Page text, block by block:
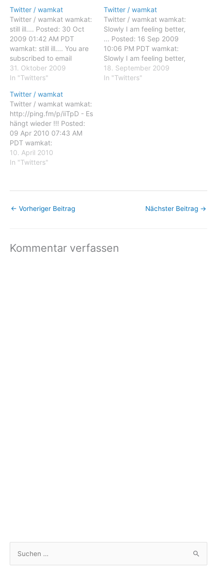
Twitter / wamkat
Twitter / wamkat wamkat:
still ill.... Posted: 30 Oct
2009 01:42 AM PDT
wamkat: still ill.... You are
subscribed to email
updates from Twitter /
wamkat To stop receiving
unsubscribe now. Email
delivery powered by
Google Google Inc., 20
West Kinzie, Chicago IL
USA 60610
31. Oktober 2009
In "Twitters"
Twitter / wamkat
Twitter / wamkat wamkat:
Slowly I am feeling better,
... Posted: 16 Sep 2009
10:06 PM PDT wamkat:
Slowly I am feeling better,
... You are subscribed to
email updates from
18. September 2009
In "Twitters"
Twitter / wamkat
Twitter / wamkat wamkat:
http://ping.fm/p/iiTpD - Es
hängt wieder !!! Posted:
09 Apr 2010 07:43 AM
PDT wamkat:
http://ping.fm/p/iiTpD - Es
hängt wieder !!! You are
wamkat To stop receiving
unsubscribe now. Email
10. April 2010
In "Twitters"
← Vorheriger Beitrag Nächster Beitrag →
Kommentar verfassen